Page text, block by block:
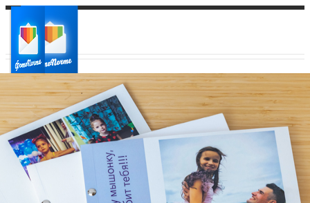
Ваш город:
Ваш регион доставки
Выберите из списка: